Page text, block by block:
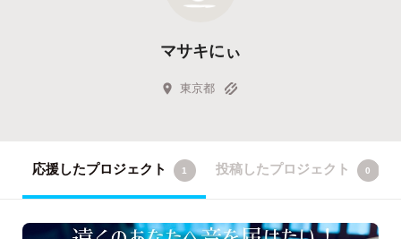
マサキにぃ
東京都
応援したプロジェクト 1 投稿したプロジェクト 0